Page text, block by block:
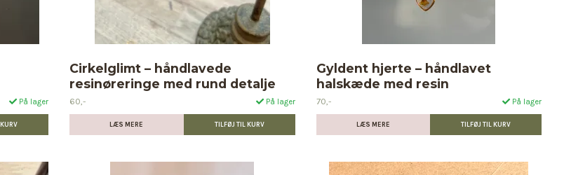
På lager
Cirkelglimt – håndlavede
resinøreringe med rund detalje
60,- På lager
LÆS MERE
Gyldent hjerte – håndlavet
halskæde med resin
70,- På lager
LÆS MERE